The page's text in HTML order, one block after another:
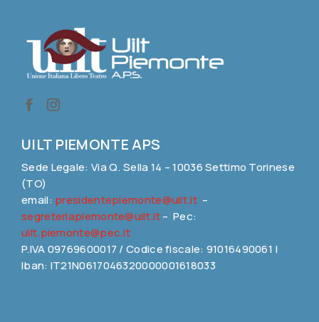
UILT PIEMONTE APS
Sede Legale: Via Q. Sella 14 – 10036 Settimo Torinese
(TO)
email: presidentepiemonte@uilt.it–
segreteriapiemonte@uilt.it– Pec:
uilt.piemonte@pec.it
P.IVA 09769600017 / Codice fiscale: 91016490061 |
Iban: IT21N0617046320000001618033